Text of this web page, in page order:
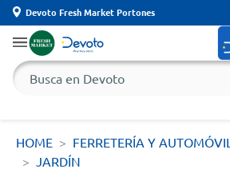
Devoto Fresh Market Portones
HOME FERRETERÍA Y AUTOMÓVIL
JARDÍN